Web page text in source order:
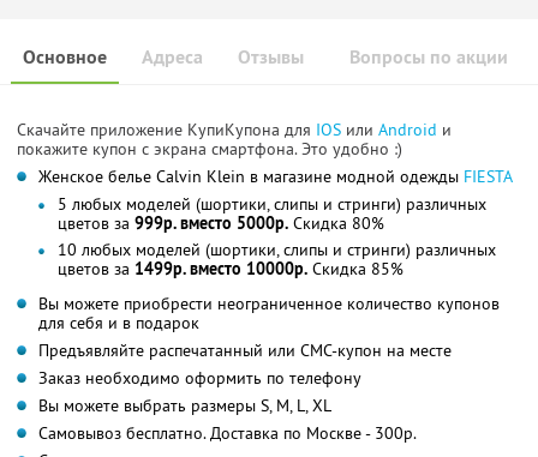
Основное Отзывы Вопросы по акции
Адреса
Скачайте приложение КупиКупона для IOS или Android и
покажите купон с экрана смартфона. Это удобно :)
Женское белье Calvin Klein в магазине модной одежды FIESTA
5 любых моделей (шортики, слипы и стринги) различных
цветов за 999р. вместо 5000р. Скидка 80%
10 любых моделей (шортики, слипы и стринги) различных
цветов за 1499р. вместо 10000р. Скидка 85%
Вы можете приобрести неограниченное количество купонов
для себя и в подарок
Предъявляйте распечатанный или СМС-купон на месте
Заказ необходимо оформить по телефону
Вы можете выбрать размеры S, M, L, XL
Самовывоз бесплатно. Доставка по Москве - 300р.